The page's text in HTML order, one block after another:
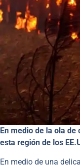
En medio de la ola
esta región de los
En medio de una